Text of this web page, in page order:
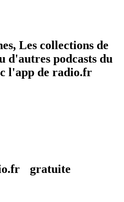
Les collections de
d'autres podcasts du
l'app de radio.fr
gratuite